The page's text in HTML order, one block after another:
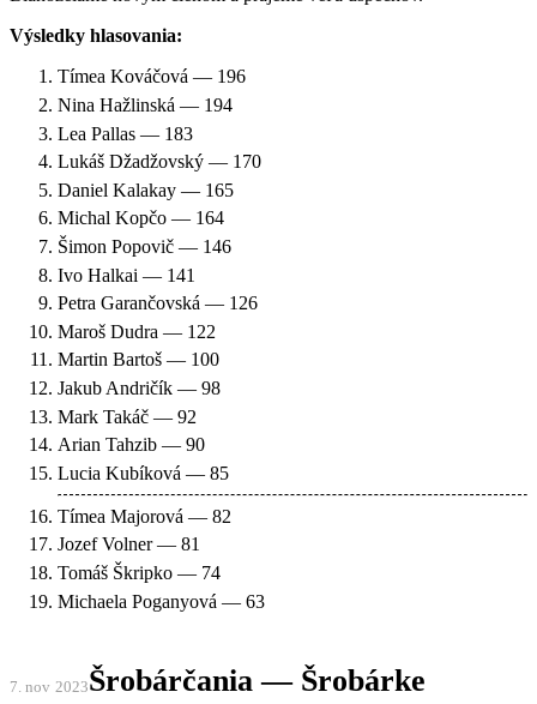
Výsledky hlasovania:
Tímea Kováčová — 196
Nina Hažlinská — 194
Lea Pallas — 183
Lukáš Džadžovský — 170
Daniel Kalakay — 165
Michal Kopčo — 164
Šimon Popovič — 146
Ivo Halkai — 141
Petra Garančovská — 126
Maroš Dudra — 122
Martin Bartoš — 100
Jakub Andričík — 98
Mark Takáč — 92
Arian Tahzib — 90
Lucia Kubíková — 85
Tímea Majorová — 82
Jozef Volner — 81
Tomáš Škripko — 74
Michaela Poganyová — 63
7. nov 2023Šrobárčania — Šrobárke